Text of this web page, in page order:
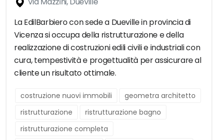
La EdilBarbiero con sede a Dueville in provincia di
Vicenza si occupa della ristrutturazione e della
realizzazione di costruzioni edili civili e industriali con
cura, tempestività e progettualità per assicurare al
cliente un risultato ottimale.
costruzione nuovi immobili
geometra architetto
ristrutturazione
ristrutturazione bagno
ristrutturazione completa